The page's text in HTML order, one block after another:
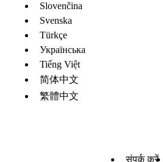
Slovenčina
Svenska
Türkçe
Украïнська
Tiếng Việt
简体中文
繁體中文
संपर्क करें